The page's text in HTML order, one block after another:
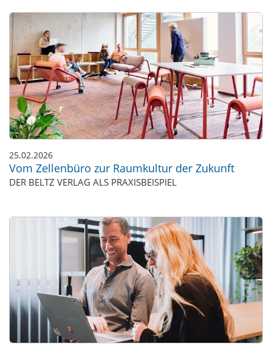
25.02.2026
Vom Zellenbüro zur Raumkultur der Zukunft
DER BELTZ VERLAG ALS PRAXISBEISPIEL